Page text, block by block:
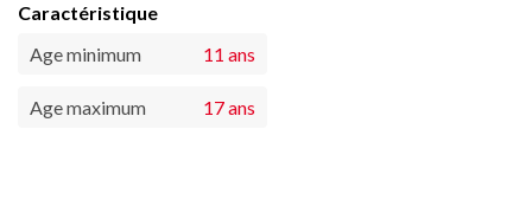
Caractéristique
Age minimum
11 ans
Age maximum 17 ans